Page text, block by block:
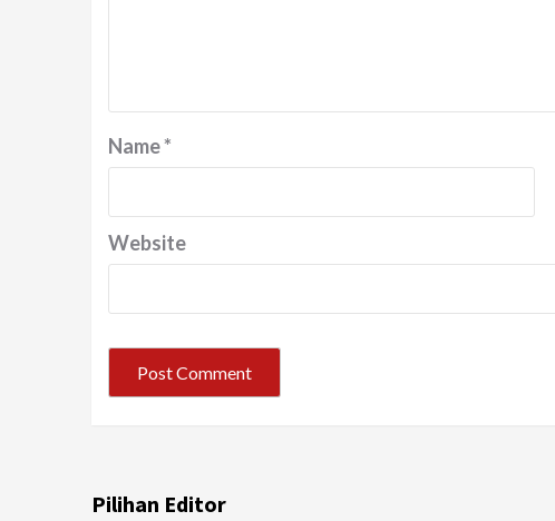
Name*
Website
Pilihan Editor